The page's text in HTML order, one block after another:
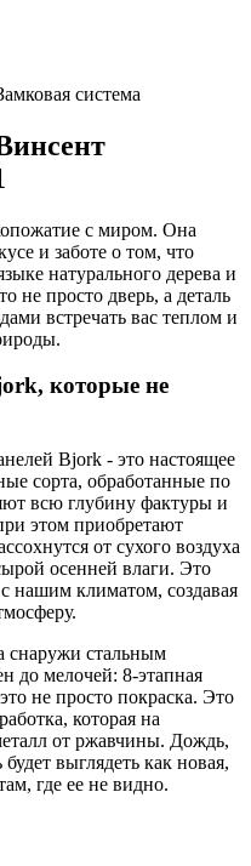
система
с миром. Она
и заботе о том, что
натурального дерева и
не просто дверь, а деталь
встречать вас теплом и
которые не
Bjork - это настоящее
сорта, обработанные по
всю глубину фактуры и
этом приобретают
от сухого воздуха
осенней влаги. Это
нашим климатом, создавая
снаружи стальным
до мелочей: 8-этапная
не просто покраска. Это
которая на
от ржавчины. Дождь,
выглядеть как новая,
где ее не видно.